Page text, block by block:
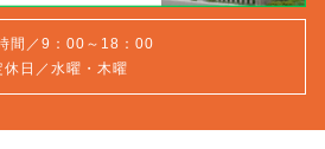
間／9：00～18：00
休日／水曜・木曜